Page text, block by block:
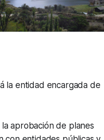
la entidad encargada de
aprobación de planes